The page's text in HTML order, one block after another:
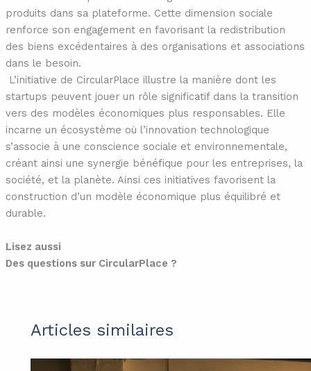
produits dans sa plateforme. Cette dimension sociale
renforce son engagement en favorisant la redistribution
des biens excédentaires à des organisations et associations
dans le besoin.
L’initiative de CircularPlace illustre la manière dont les
startups peuvent jouer un rôle significatif dans la transition
vers des modèles économiques plus responsables. Elle
incarne un écosystème où l’innovation technologique
s’associe à une conscience sociale et environnementale,
créant ainsi une synergie bénéfique pour les entreprises, la
société, et la planète. Ainsi ces initiatives favorisent la
construction d’un modèle économique plus équilibré et
durable.
Lisez aussi
Des questions sur CircularPlace ?
Articles similaires